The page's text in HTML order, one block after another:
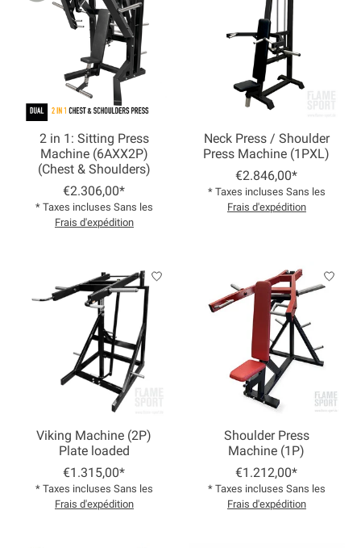
2 in 1: Sitting Press
Machine (6AXX2P)
(Chest & Shoulders)
€2.306,00*
* Taxes incluses Sans les
Frais d'expédition
Neck Press / Shoulder
Press Machine (1PXL)
€2.846,00*
* Taxes incluses Sans les
Frais d'expédition
Viking Machine (2P)
Plate loaded
€1.315,00*
* Taxes incluses Sans les
Frais d'expédition
Shoulder Press
Machine (1P)
€1.212,00*
* Taxes incluses Sans les
Frais d'expédition